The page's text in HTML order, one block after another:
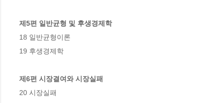
제5편 일반균형 및 후생경제학
18 일반균형이론
19 후생경제학
제6편 시장결여와 시장실패
20 시장실패